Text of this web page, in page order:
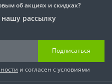
об акциях и скидках?
рассылку
Подписаться
и согласен с условиями